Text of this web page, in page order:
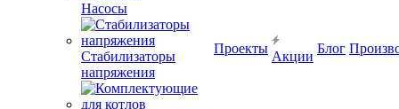
Насосы
Стабилизаторы
напряжения
Проекты
Акции
Блог